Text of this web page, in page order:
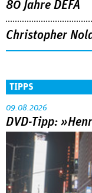
80 Jahre DEFA
Christopher
TIPPS
09.08.2026
DVD-Tipp: